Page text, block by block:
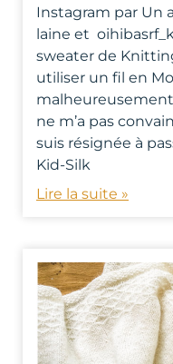
Instagram par Un
laine et
sweater de
utiliser un fil en
ne m’a pas
suis résignée à
Kid-Silk
Lire la suite »